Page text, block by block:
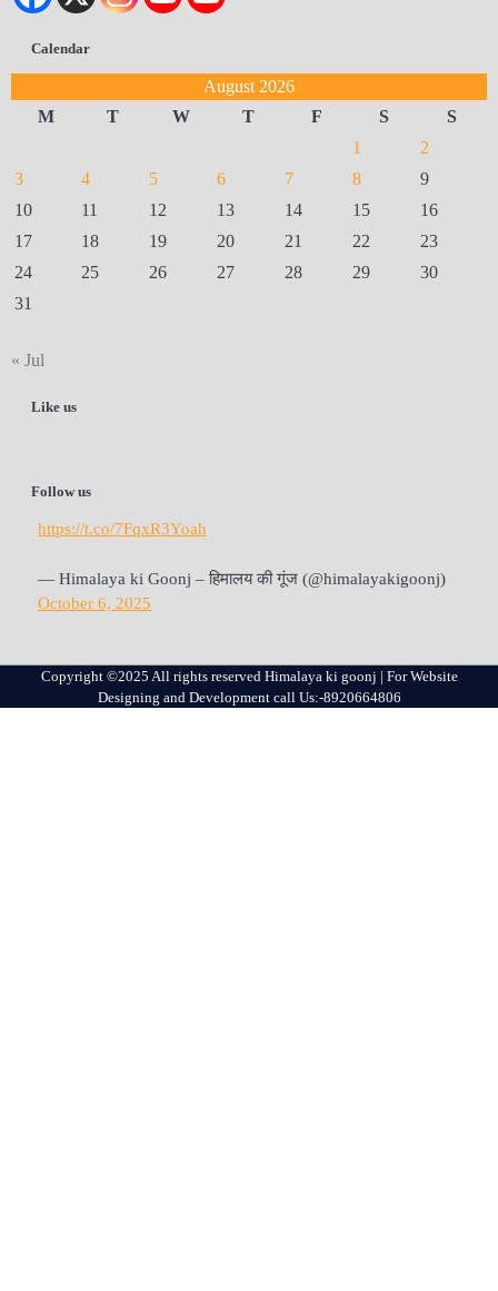
Calendar
August 2026
M
T W T F S
S
1
2
3
4 5 6 7 8
9
10
11 12 13 14 15
16
17
18 19 20 21 22
23
24
25 26 27 28 29
30
31
« Jul
Like us
Follow us
https://t.co/7FqxR3Yoah
— Himalaya ki Goonj – हिमालय की गूंज (@himalayakigoonj)
October 6, 2025
Copyright ©2025 All rights reserved Himalaya ki goonj | For Website
Designing and Development call Us:-8920664806